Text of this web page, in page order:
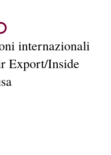
internazionali
Export/Inside